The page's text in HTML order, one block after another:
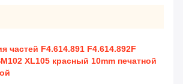
частей F4.614.891 F4.614.892F
XL105 красный 10mm печатной